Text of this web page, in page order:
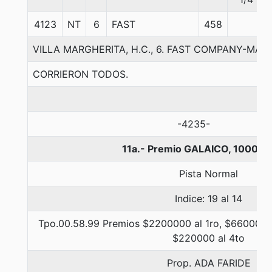
4123 NT 6 FAST 458
VILLA MARGHERITA, H.C., 6. FAST COMPANY-
CORRIERON TODOS.
-4235-
11a.- Premio GALAICO, 1000
Pista Normal
Indice: 19 al 14
Tpo.00.58.99 Premios $2200000 al 1ro,
$220000 al 4to
Prop. ADA FARIDE